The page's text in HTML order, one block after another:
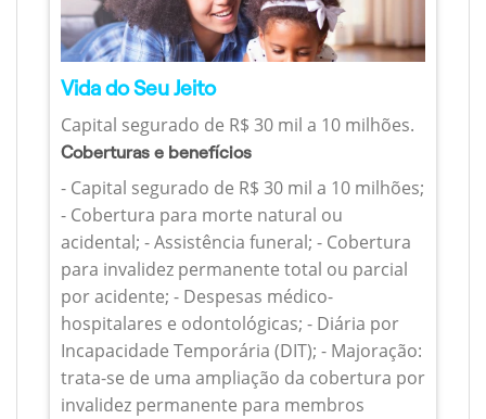
Vida do Seu Jeito
Capital segurado de R$ 30 mil a 10 milhões.
Coberturas e benefícios
- Capital segurado de R$ 30 mil a 10 milhões;
- Cobertura para morte natural ou
acidental; - Assistência funeral; - Cobertura
para invalidez permanente total ou parcial
por acidente; - Despesas médico-
hospitalares e odontológicas; - Diária por
Incapacidade Temporária (DIT); - Majoração:
trata-se de uma ampliação da cobertura por
invalidez permanente para membros